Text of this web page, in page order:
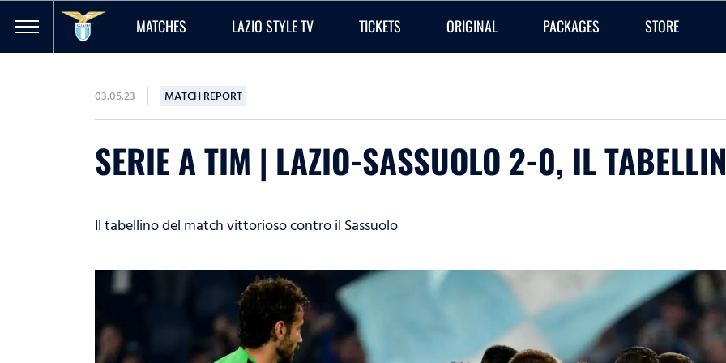
MATCHES LAZIO STYLE TV TICKETS ORIGINAL PACKAGES STORE
03.05.23 MATCH REPORT
SERIE A TIM | LAZIO-SASSUOLO 2-0, IL
Il tabellino del match vittorioso contro il Sassuolo